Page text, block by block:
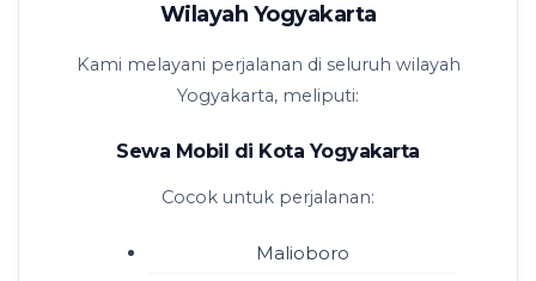
Wilayah Yogyakarta
Kami melayani perjalanan di seluruh wilayah
Yogyakarta, meliputi:
Sewa Mobil di Kota Yogyakarta
Cocok untuk perjalanan:
Malioboro